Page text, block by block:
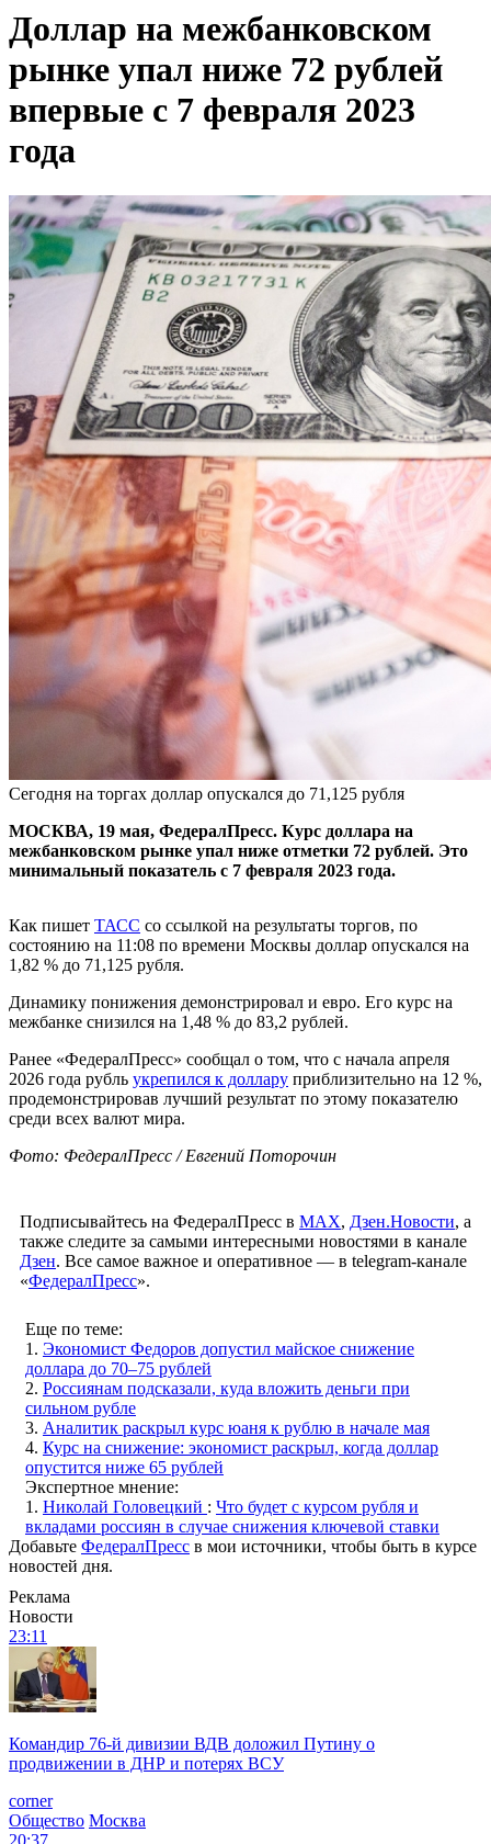
Доллар на межбанковском
рынке упал ниже 72 рублей
впервые с 7 февраля 2023
года
Сегодня на торгах доллар опускался до 71,125 рубля
МОСКВА, 19 мая, ФедералПресс. Курс доллара на
межбанковском рынке упал ниже отметки 72 рублей. Это
минимальный показатель с 7 февраля 2023 года.
Как пишет ТАСС со ссылкой на результаты торгов, по
состоянию на 11:08 по времени Москвы доллар опускался на
1,82 % до 71,125 рубля.
Динамику понижения демонстрировал и евро. Его курс на
межбанке снизился на 1,48 % до 83,2 рублей.
Ранее «ФедералПресс» сообщал о том, что с начала апреля
2026 года рубль укрепился к доллару приблизительно на 12 %,
продемонстрировав лучший результат по этому показателю
среди всех валют мира.
Фото: ФедералПресс / Евгений Поторочин
Подписывайтесь на ФедералПресс в МАХ, Дзен.Новости, а
также следите за самыми интересными новостями в канале
Дзен. Все самое важное и оперативное — в telegram-канале
«ФедералПресс».
Еще по теме:
1. Экономист Федоров допустил майское снижение
доллара до 70–75 рублей
2. Россиянам подсказали, куда вложить деньги при
сильном рубле
3. Аналитик раскрыл курс юаня к рублю в начале мая
4. Курс на снижение: экономист раскрыл, когда доллар
опустится ниже 65 рублей
Экспертное мнение:
1. Николай Головецкий : Что будет с курсом рубля и
вкладами россиян в случае снижения ключевой ставки
Добавьте ФедералПресс в мои источники, чтобы быть в курсе
новостей дня.
Реклама
Новости
23:11
Командир 76-й дивизии ВДВ доложил Путину о
продвижении в ДНР и потерях ВСУ
corner
Общество Москва
20:37